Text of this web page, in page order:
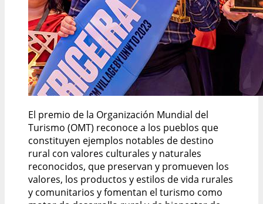
El premio de la Organización Mundial del
Turismo (OMT) reconoce a los pueblos que
constituyen ejemplos notables de destino
rural con valores culturales y naturales
reconocidos, que preservan y promueven los
valores, los productos y estilos de vida rurales
y comunitarios y fomentan el turismo como